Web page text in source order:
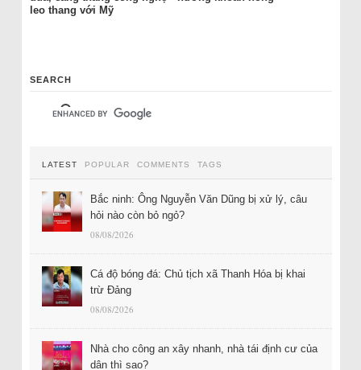
leo thang với Mỹ
SEARCH
LATEST POPULAR COMMENTS TAGS
Bắc ninh: Ông Nguyễn Văn Dũng bị xử lý, câu
hỏi nào còn bỏ ngỏ?
08/08/2026
Cá độ bóng đá: Chủ tịch xã Thanh Hóa bị khai
trừ Đảng
08/08/2026
Nhà cho công an xây nhanh, nhà tái định cư của
dân thì sao?